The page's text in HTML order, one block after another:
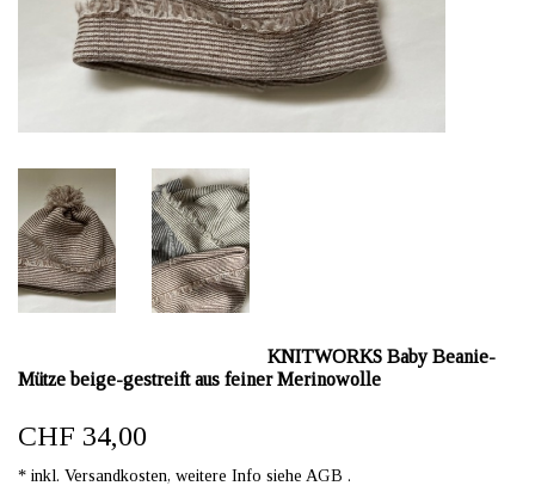
KNITWORKS Baby Beanie-
Mütze beige-gestreift aus feiner Merinowolle
CHF 34,00
* inkl. Versandkosten, weitere Info siehe AGB .